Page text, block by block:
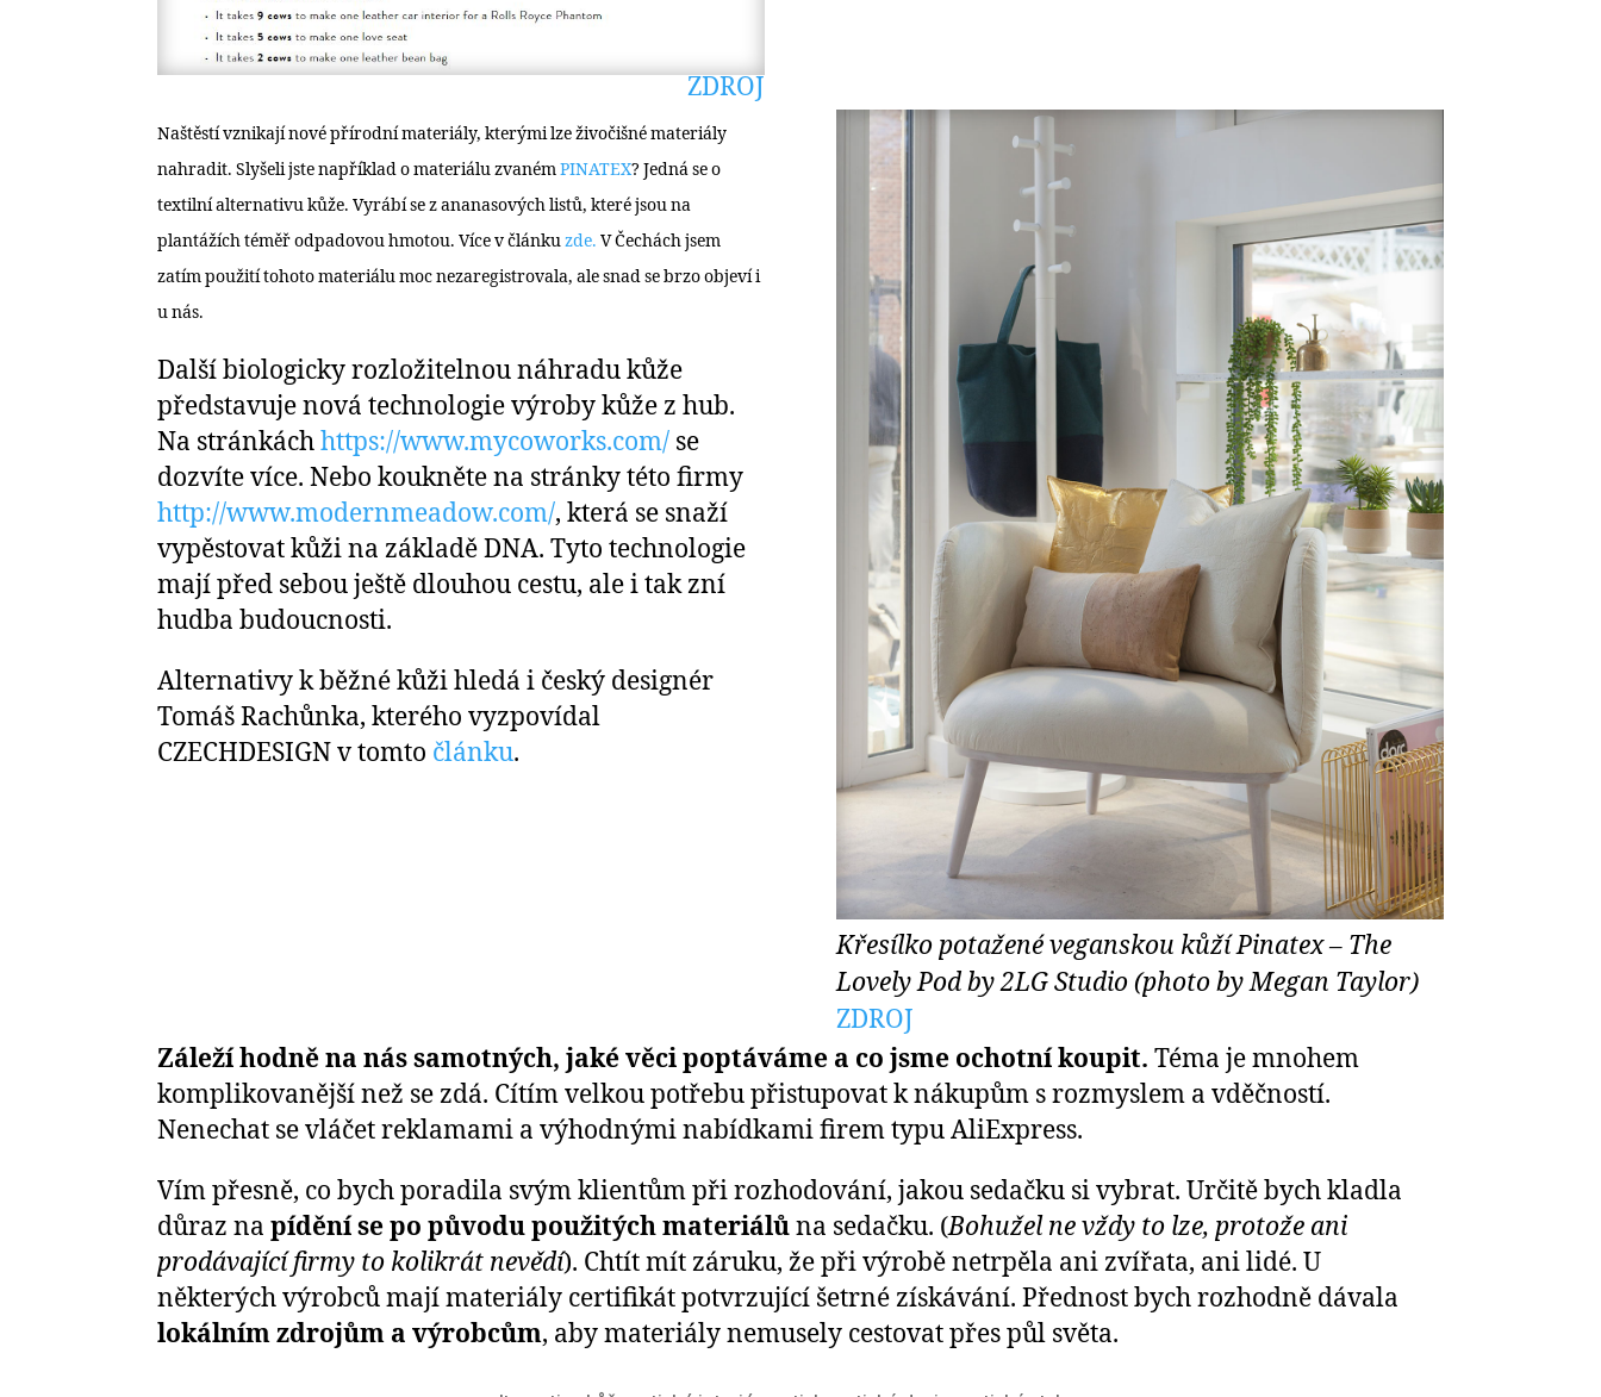
ZDROJ
Naštěstí vznikají nové přírodní materiály, kterými lze živočišné materiály
nahradit. Slyšeli jste například o materiálu zvanémPINATEX? Jedná se o
textilní alternativu kůže. Vyrábí se z ananasových listů, které jsou na
plantážích téměř odpadovou hmotou. Více v článkuzde. V Čechách jsem
zatím použití tohoto materiálu moc nezaregistrovala, ale snad se brzo objeví i
u nás.
Další biologicky rozložitelnou náhradu kůže
představuje nová technologie výroby kůže z hub.
Na stránkáchhttps://www.mycoworks.com/ se
dozvíte více. Nebo koukněte na stránky této firmy
http://www.modernmeadow.com/, která se snaží
vypěstovat kůži na základě DNA. Tyto technologie
mají před sebou ještě dlouhou cestu, ale i tak zní
hudba budoucnosti.
Alternativy k běžné kůži hledá i český designér
Tomáš Rachůnka, kterého vyzpovídal
CZECHDESIGN v tomto článku.
Křesílko potažené veganskou kůží Pinatex – The
Lovely Pod by 2LG Studio (photo by Megan Taylor)
ZDROJ
Záleží hodně na nás samotných, jaké věci poptáváme a co jsme ochotní koupit. Téma je mnohem
komplikovanější než se zdá. Cítím velkou potřebu přistupovat k nákupům s rozmyslem a vděčností.
Nenechat se vláčet reklamami a výhodnými nabídkami firem typu AliExpress.
Vím přesně, co bych poradila svým klientům při rozhodování, jakou sedačku si vybrat. Určitě bych kladla
důraz na pídění se po původu použitých materiálůna sedačku. (Bohužel ne vždy to lze, protože ani
prodávající firmy to kolikrát nevědí). Chtít mít záruku, že při výrobě netrpěla ani zvířata, ani lidé. U
některých výrobců mají materiály certifikát potvrzující šetrné získávání. Přednost bych rozhodně dávala
lokálním zdrojům a výrobcům, aby materiály nemusely cestovat přes půl světa.